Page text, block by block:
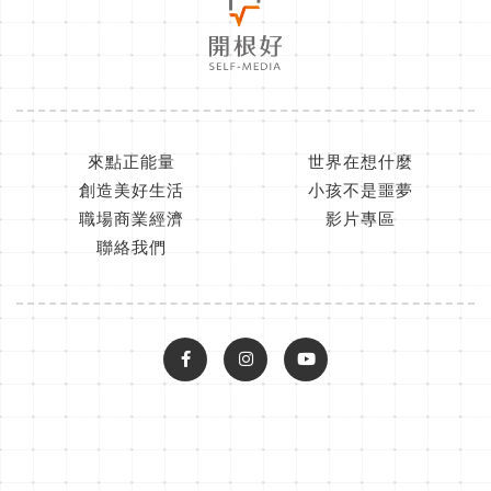
來點正能量
世界在想什麼
創造美好生活
小孩不是噩夢
職場商業經濟
影片專區
聯絡我們